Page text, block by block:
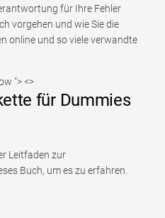
für Ihre Fehler
vorgehen und wie Sie die
online und so viele verwandte
"> <>
für Dummies
Leitfaden zur
Buch, um es zu erfahren.